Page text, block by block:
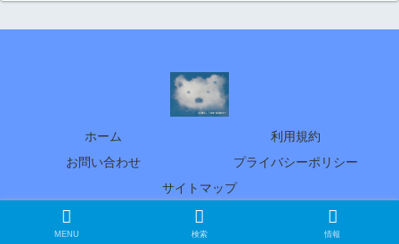
ホーム
利用規約
お問い合わせ
プライバシーポリシー
サイトマップ
© 2005 北の暮らし ～札幌・宮の森から～
MENU 検索 情報